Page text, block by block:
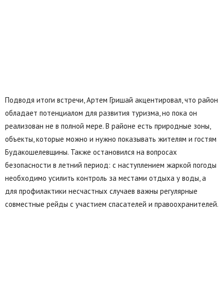
Подводя итоги встречи, Артем Гришай акцентировал, что район
обладает потенциалом для развития туризма, но пока он
реализован не в полной мере. В районе есть природные зоны,
объекты, которые можно и нужно показывать жителям и гостям
Будакошелевщины. Также остановился на вопросах
безопасности в летний период: с наступлением жаркой погоды
необходимо усилить контроль за местами отдыха у воды, а
для профилактики несчастных случаев важны регулярные
совместные рейды с участием спасателей и правоохранителей.